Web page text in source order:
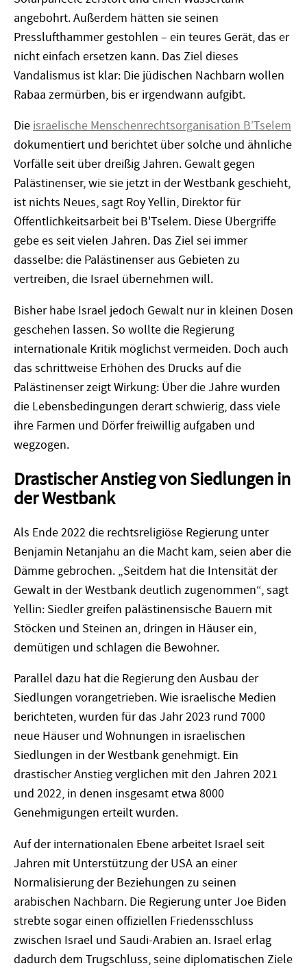
angebohrt. Außerdem hätten sie seinen
Presslufthammer gestohlen – ein teures Gerät, das er
nicht einfach ersetzen kann. Das Ziel dieses
Vandalismus ist klar: Die jüdischen Nachbarn wollen
Rabaa zermürben, bis er irgendwann aufgibt.
Die israelische Menschenrechtsorganisation B’Tselem
dokumentiert und berichtet über solche und ähnliche
Vorfälle seit über dreißig Jahren. Gewalt gegen
Palästinenser, wie sie jetzt in der Westbank geschieht,
ist nichts Neues, sagt Roy Yellin, Direktor für
Öffentlichkeitsarbeit bei B'Tselem. Diese Übergriffe
gebe es seit vielen Jahren. Das Ziel sei immer
dasselbe: die Palästinenser aus Gebieten zu
vertreiben, die Israel übernehmen will.
Bisher habe Israel jedoch Gewalt nur in kleinen Dosen
geschehen lassen. So wollte die Regierung
internationale Kritik möglichst vermeiden. Doch auch
das schrittweise Erhöhen des Drucks auf die
Palästinenser zeigt Wirkung: Über die Jahre wurden
die Lebensbedingungen derart schwierig, dass viele
ihre Farmen und Dörfer freiwillig aufgaben und
wegzogen.
Drastischer Anstieg von Siedlungen in
der Westbank
Als Ende 2022 die rechtsreligiöse Regierung unter
Benjamin Netanjahu an die Macht kam, seien aber die
Dämme gebrochen. „Seitdem hat die Intensität der
Gewalt in der Westbank deutlich zugenommen“, sagt
Yellin: Siedler greifen palästinensische Bauern mit
Stöcken und Steinen an, dringen in Häuser ein,
demütigen und schlagen die Bewohner.
Parallel dazu hat die Regierung den Ausbau der
Siedlungen vorangetrieben. Wie israelische Medien
berichteten, wurden für das Jahr 2023 rund 7000
neue Häuser und Wohnungen in israelischen
Siedlungen in der Westbank genehmigt. Ein
drastischer Anstieg verglichen mit den Jahren 2021
und 2022, in denen insgesamt etwa 8000
Genehmigungen erteilt wurden.
Auf der internationalen Ebene arbeitet Israel seit
Jahren mit Unterstützung der USA an einer
Normalisierung der Beziehungen zu seinen
arabischen Nachbarn. Die Regierung unter Joe Biden
strebte sogar einen offiziellen Friedensschluss
zwischen Israel und Saudi-Arabien an. Israel erlag
dadurch dem Trugschluss, seine diplomatischen Ziele